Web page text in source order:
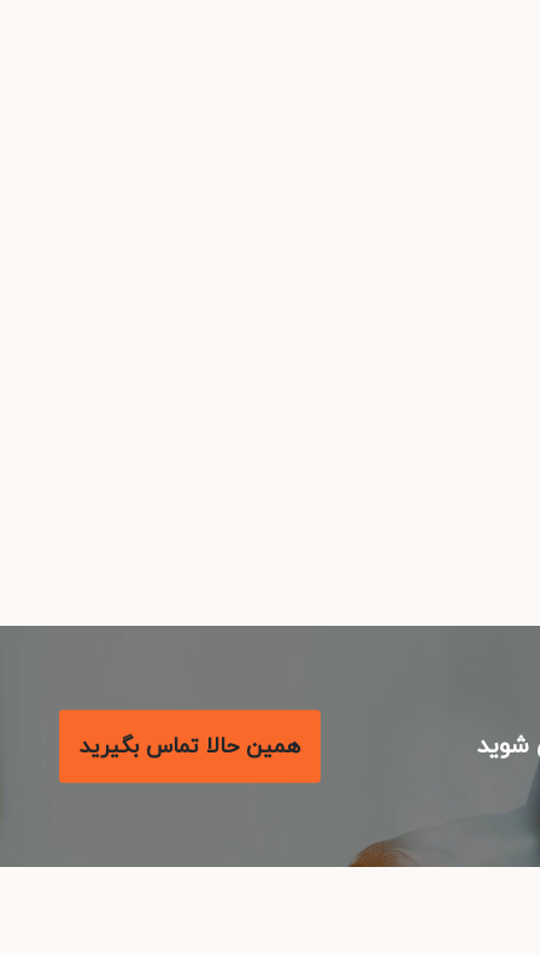
همین حالا تماس بگیرید